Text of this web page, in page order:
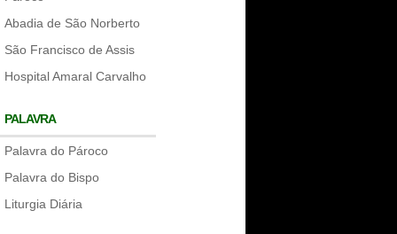
Abadia de São Norberto
São Francisco de Assis
Hospital Amaral Carvalho
PALAVRA
Palavra do Pároco
Palavra do Bispo
Liturgia Diária